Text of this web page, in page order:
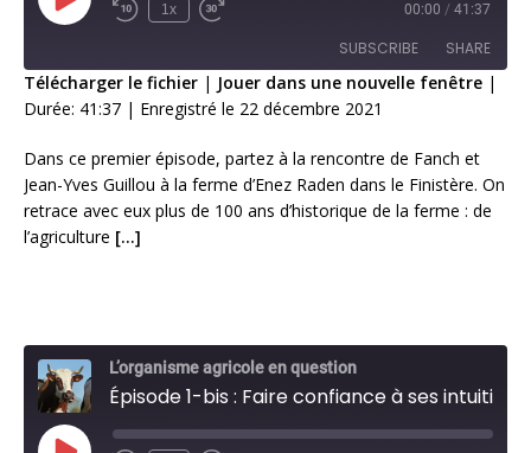
1x 00:00 / 41:37
SUBSCRIBE SHARE
SHARE
LINK
EMBED
Télécharger le fichier | Jouer dans une nouvelle fenêtre |
Durée: 41:37 | Enregistré le 22 décembre 2021
Dans ce premier épisode, partez à la rencontre de Fanch et
Jean-Yves Guillou à la ferme d’Enez Raden dans le Finistère. On
retrace avec eux plus de 100 ans d’historique de la ferme : de
l’agriculture […]
L’organisme agricole en question